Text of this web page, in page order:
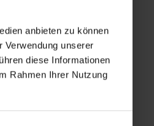
anbieten zu können
Verwendung unserer
diese Informationen
Rahmen Ihrer Nutzung